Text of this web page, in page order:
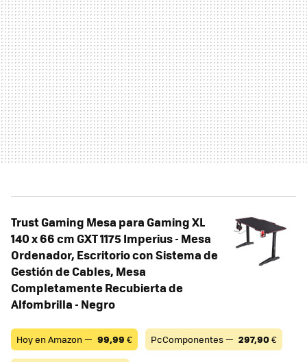
Trust Gaming Mesa para Gaming XL
140 x 66 cm GXT 1175 Imperius - Mesa
Ordenador, Escritorio con Sistema de
Gestión de Cables, Mesa
Completamente Recubierta de
Alfombrilla - Negro
Hoy en Amazon — 99,99 € PcComponentes — 297,90€